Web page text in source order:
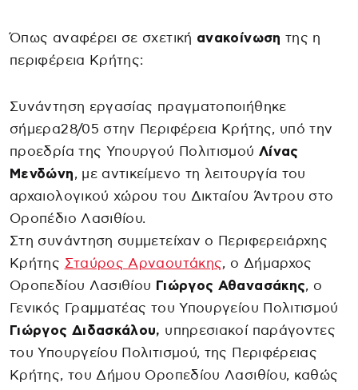
Όπως αναφέρει σε σχετική ανακοίνωση της η
περιφέρεια Κρήτης:
Συνάντηση εργασίας πραγματοποιήθηκε
σήμερα28/05 στην Περιφέρεια Κρήτης, υπό την
προεδρία της Υπουργού Πολιτισμού Λίνας
Μενδώνη, με αντικείμενο τη λειτουργία του
αρχαιολογικού χώρου του Δικταίου Άντρου στο
Οροπέδιο Λασιθίου.
Στη συνάντηση συμμετείχαν ο Περιφερειάρχης
Κρήτης Σταύρος Αρναουτάκης, ο Δήμαρχος
Οροπεδίου Λασιθίου Γιώργος Αθανασάκης, ο
Γενικός Γραμματέας του Υπουργείου Πολιτισμού
Γιώργος Διδασκάλου, υπηρεσιακοί παράγοντες
του Υπουργείου Πολιτισμού, της Περιφέρειας
Κρήτης, του Δήμου Οροπεδίου Λασιθίου, καθώς